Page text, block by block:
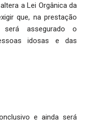
a Lei Orgânica da
que, na prestação
assegurado o
idosas e das
e ainda será